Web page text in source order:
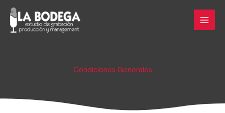
contenido
Condiciones Generales